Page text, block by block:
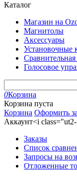
Каталог
Магазин на
Магнитолы
Аксессуары
Установочные
Сравнительная
Голосовое
0Корзина
Корзина пуста
Корзина Оформить
Аккаунт<i
Заказы
Список
Запросы на
Отложенные